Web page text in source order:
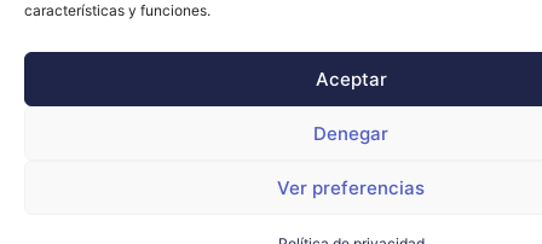
características y funciones.
Aceptar
Denegar
Ver preferencias